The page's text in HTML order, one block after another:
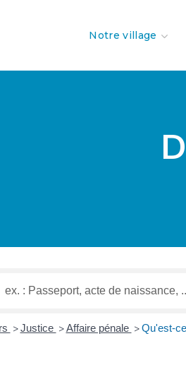
Notre village
> Justice > Affaire pénale > Qu'est-